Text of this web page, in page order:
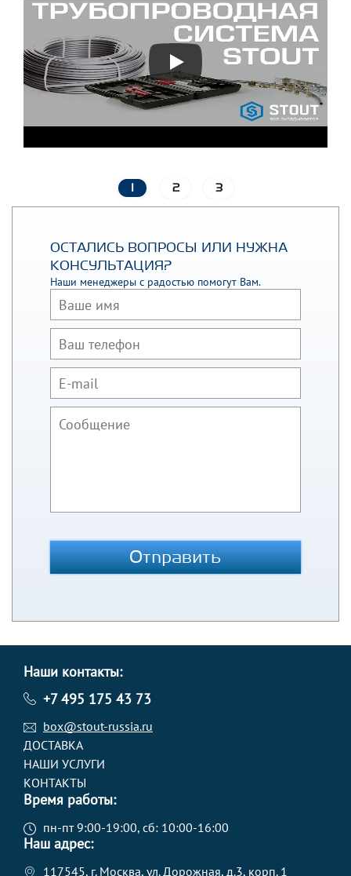
2 3
ОСТАЛИСЬ ВОПРОСЫ ИЛИ НУЖНА
КОНСУЛЬТАЦИЯ?
Наши менеджеры с радостью помогут Вам.
Отправить
Наши контакты:
+7 495 175 43 73
box@stout-russia.ru
ДОСТАВКА
НАШИ УСЛУГИ
КОНТАКТЫ
Время работы:
пн-пт 9:00-19:00, сб: 10:00-16:00
Наш адрес:
117545, г. Москва, ул. Дорожная, д.3, корп. 1